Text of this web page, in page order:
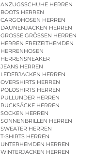
ANZUGSSCHUHE HERREN
BOOTS HERREN
CARGOHOSEN HERREN
DAUNENJACKEN HERREN
GROSSE GRÖSSEN HERREN
HERREN FREIZEITHEMDEN
HERRENHOSEN
HERRENSNEAKER
JEANS HERREN
LEDERJACKEN HERREN
OVERSHIRTS HERREN
POLOSHIRTS HERREN
PULLUNDER HERREN
RUCKSÄCKE HERREN
SOCKEN HERREN
SONNENBRILLEN HERREN
SWEATER HERREN
T-SHIRTS HERREN
UNTERHEMDEN HERREN
WINTERJACKEN HERREN